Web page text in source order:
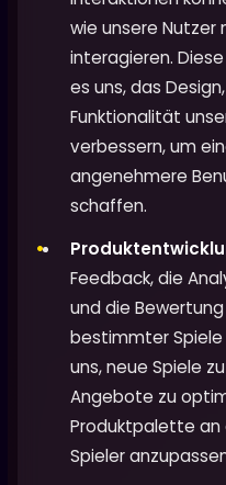
wie unsere
interagieren.
es uns, das
Funktionalität
verbessern, um
angenehmere
schaffen.
Feedback, die
und die
bestimmter Spiele
uns, neue Spiele
Angebote zu
Produktpalette an
Spieler